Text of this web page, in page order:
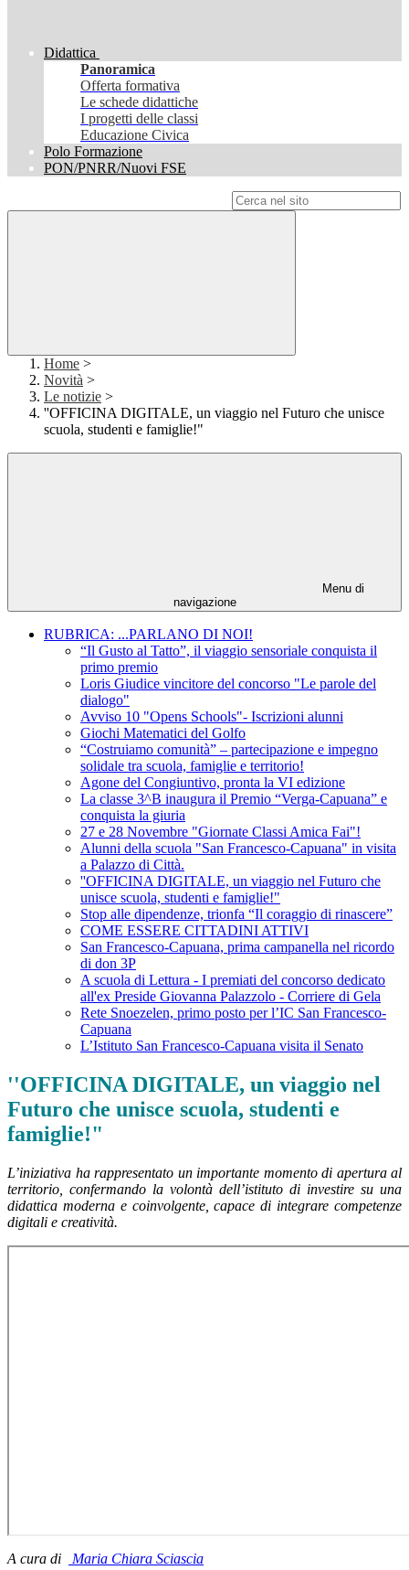
Didattica
Panoramica
Offerta formativa
Le schede didattiche
I progetti delle classi
Educazione Civica
Polo Formazione
PON/PNRR/Nuovi FSE
Home >
Novità >
Le notizie >
''OFFICINA DIGITALE, un viaggio nel Futuro che unisce
scuola, studenti e famiglie!"
Menu di
navigazione
RUBRICA: ...PARLANO DI NOI!
“Il Gusto al Tatto”, il viaggio sensoriale conquista il
primo premio
Loris Giudice vincitore del concorso "Le parole del
dialogo"
Avviso 10 "Opens Schools"- Iscrizioni alunni
Giochi Matematici del Golfo
“Costruiamo comunità” – partecipazione e impegno
solidale tra scuola, famiglie e territorio!
Agone del Congiuntivo, pronta la VI edizione
La classe 3^B inaugura il Premio “Verga-Capuana” e
conquista la giuria
27 e 28 Novembre "Giornate Classi Amica Fai"!
Alunni della scuola "San Francesco-Capuana" in visita
a Palazzo di Città.
''OFFICINA DIGITALE, un viaggio nel Futuro che
unisce scuola, studenti e famiglie!"
Stop alle dipendenze, trionfa “Il coraggio di rinascere”
COME ESSERE CITTADINI ATTIVI
San Francesco-Capuana, prima campanella nel ricordo
di don 3P
A scuola di Lettura - I premiati del concorso dedicato
all'ex Preside Giovanna Palazzolo - Corriere di Gela
Rete Snoezelen, primo posto per l’IC San Francesco-
Capuana
L’Istituto San Francesco-Capuana visita il Senato
''OFFICINA DIGITALE, un viaggio nel
Futuro che unisce scuola, studenti e
famiglie!"
L’iniziativa ha rappresentato un importante momento di apertura al
territorio, confermando la volontà dell’istituto di investire su una
didattica moderna e coinvolgente, capace di integrare competenze
digitali e creatività.
A cura di
Maria Chiara Sciascia